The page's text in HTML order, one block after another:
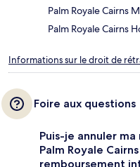
Palm Royale Cairns
Palm Royale Cairns
Informations sur le droit de
Foire aux questions
Puis-je annuler
Palm Royale
remboursement